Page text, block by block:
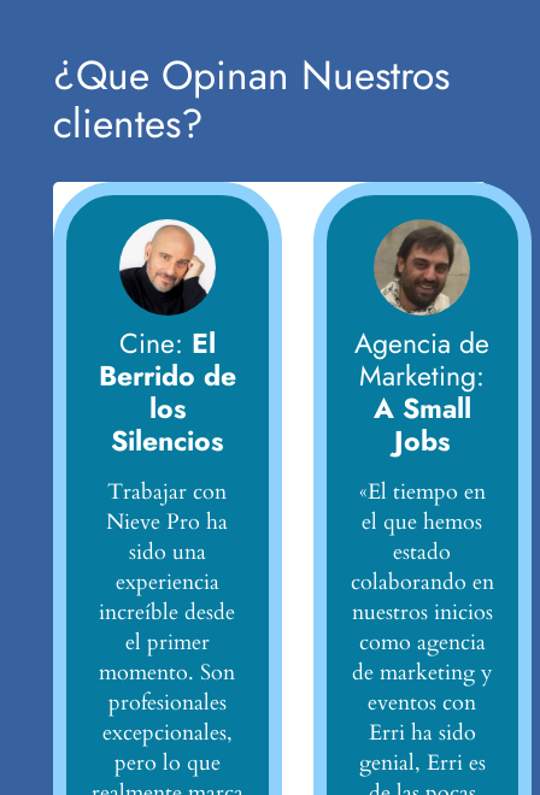
¿Que Opinan Nuestros
clientes?
Cine: El
Berrido de
los
Silencios
Trabajar con
Nieve Pro ha
sido una
experiencia
increíble desde
el primer
momento. Son
profesionales
excepcionales,
pero lo que
Agencia de
Marketing:
A Small
Jobs
«El tiempo en
el que hemos
estado
colaborando en
nuestros inicios
como agencia
de marketing y
eventos con
Erri ha sido
genial, Erri es